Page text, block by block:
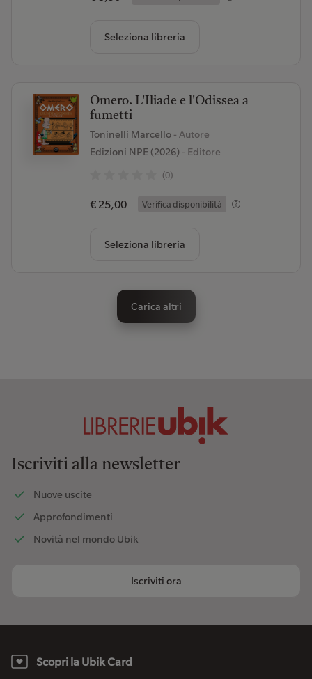
Seleziona libreria
Omero. L'Iliade e l'Odissea a
fumetti
Toninelli Marcello - Autore
Edizioni NPE (2026)- Editore
(0)
€ 25,00 Verifica disponibilità
Seleziona libreria
Carica altri
Iscriviti alla newsletter
Nuove uscite
Approfondimenti
Novità nel mondo Ubik
Iscriviti ora
Scopri la Ubik Card